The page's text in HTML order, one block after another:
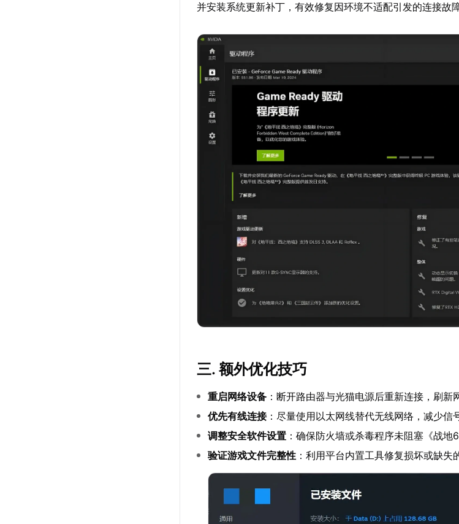
并安装系统更新补丁，有效修复因环境不适配引发的连接故障
三. 额外优化技巧
重启网络设备 ：断开路由器与光猫电源后重新连接，刷新
优先有线连接：尽量使用以太网线替代无线网络，减少信
调整安全软件设置 ：确保防火墙或杀毒程序未阻塞《战
验证游戏文件完整性 ：利用平台内置工具修复损坏或缺失